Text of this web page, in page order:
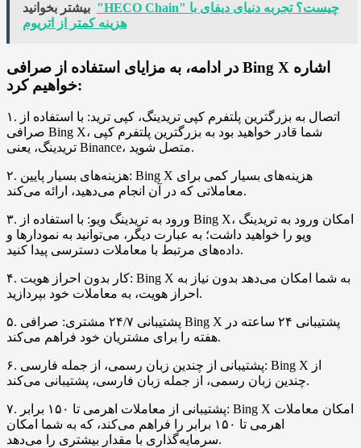
بیشتر بخوانید "HECO Chain" چیست؟ تجربه دنیای دیفای با
هزینه کمتر از اتریوم
در ادامه، به مزایای استفاده از صرافی Bing X اشاره
خواهیم کرد:
۱. اتصال به بزرگترین پلتفرم کپی تریدینگ، کپی ترید: با استفاده از
صرافی Bing X، شما قادر خواهید بود به بزرگترین پلتفرم کپی
تریدینگ، یعنی Binance، متصل شوید.
۲. هزینه‌های بسیار پایین: Bing X هزینه‌های بسیار کمی برای
معاملاتی که در آن انجام می‌دهید، ارائه می‌کند.
۳. ورود به تریدینگ ویو: با استفاده از Bing X، امکان ورود به تریدینگ
ویو را خواهید داشت؛ به عبارت دیگر، می‌توانید به نمودارها و
داده‌های مرتبط با معاملات دسترسی پیدا کنید.
۴. کار بدون احراز هویت: Bing X به شما امکان می‌دهد بدون نیاز به
احراز هویت، به معاملات خود بپردازید.
۵. پشتیبانی ۲۴/۷ مشتری: صرافی Bing X پشتیبانی ۲۴ ساعته در
هفته را برای مشتریان خود فراهم می‌کند.
۶. پشتیبانی از چندین زبان رسمی، از جمله فارسی: Bing X از
چندین زبان رسمی، از جمله زبان فارسی، پشتیبانی می‌کند.
۷. پشتیبانی از معاملات اهرمی تا ۱۵۰ برابر: Bing X امکان معاملات
اهرمی تا ۱۵۰ برابر را فراهم می‌کند، که به شما امکان
سرمایه‌گذاری با مقدار بیشتری را می‌دهد.